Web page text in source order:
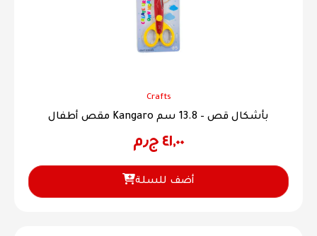
Crafts
مقص أطفال Kangaro بأشكال قص – 13.8 سم
٤١,٠٠ ج٫م
أضف للسلة